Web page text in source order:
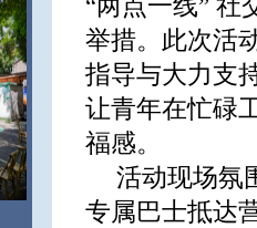
“两点一线” 社
举措。此次活
指导与大力支
让青年在忙碌
福感。
活动现场氛
专属巴士抵达